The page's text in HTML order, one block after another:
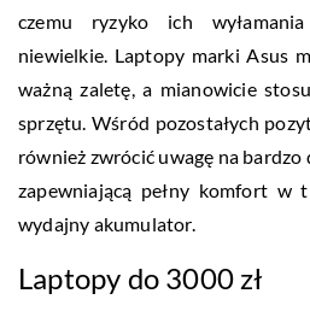
czemu ryzyko ich
niewielkie. Laptopy marki Asus
ważną zaletę, a mianowicie
sprzętu. Wśród pozostałych
również zwrócić uwagę na
zapewniającą pełny komfort w
wydajny akumulator.
Laptopy do 3000 zł